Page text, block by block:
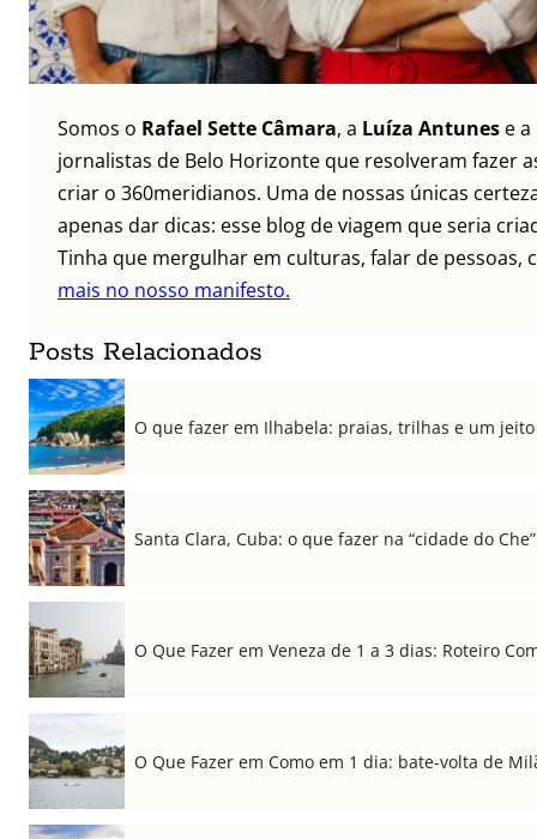
Somos o Rafael Sette Câmara, a Luíza Antunes e a
jornalistas de Belo Horizonte que resolveram fazer
criar o 360meridianos. Uma de nossas únicas
apenas dar dicas: esse blog de viagem que seria
Tinha que mergulhar em culturas, falar de
mais no nosso manifesto.
Posts Relacionados
O que fazer em Ilhabela: praias, trilhas e um
Santa Clara, Cuba: o que fazer na “cidade do Che”
O Que Fazer em Veneza de 1 a 3 dias: Roteiro
O Que Fazer em Como em 1 dia: bate-volta de